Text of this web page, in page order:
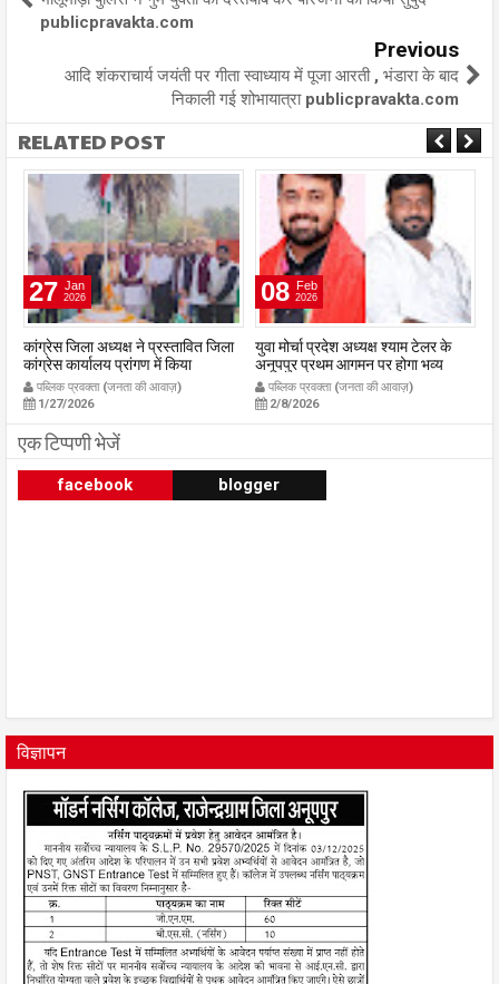
publicpravakta.com
Previous
आदि शंकराचार्य जयंती पर गीता स्वाध्याय में पूजा आरती , भंडारा के बाद
निकाली गई शोभायात्रा publicpravakta.com
RELATED POST
27 Jan
2026
कांग्रेस जिला अध्यक्ष ने प्रस्तावित जिला
कांग्रेस कार्यालय प्रांगण में किया
ध्वजारोहण
publicpravakta.com
पब्लिक प्रवक्ता (जनता की आवाज़)
1/27/2026
08 Feb
2026
युवा मोर्चा प्रदेश अध्यक्ष श्याम टेलर के
अनूपपुर प्रथम आगमन पर होगा भव्य
स्वागत युवा मोर्चा के ऊर्जावान जिला मंत्री
प्रदीप मिश्रा ने सभी युवाओं से सहभागिता
की अपील
पब्लिक प्रवक्ता (जनता की आवाज़)
2/8/2026
एक टिप्पणी भेजें
facebook blogger
विज्ञापन